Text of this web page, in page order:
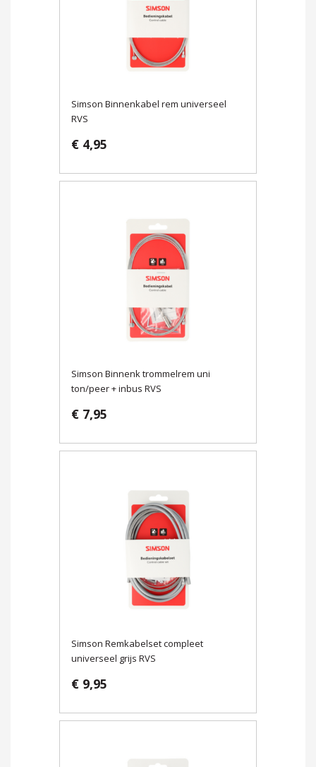
Simson Binnenkabel rem universeel
RVS
€ 4,95
Simson Binnenk trommelrem uni
ton/peer + inbus RVS
€ 7,95
Simson Remkabelset compleet
universeel grijs RVS
€ 9,95